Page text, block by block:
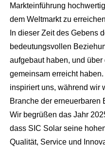
Markteinführung
dem Weltmarkt zu
In dieser Zeit des Gebens
bedeutungsvollen
aufgebaut haben, und
gemeinsam erreicht
inspiriert uns, während wir
Branche der erneuerbaren
Wir begrüßen das Jahr
dass SIC Solar seine
Qualität, Service und